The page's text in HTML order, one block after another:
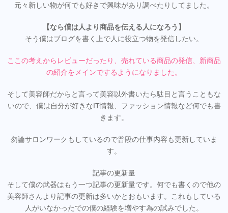
元々新しい物が何でも好きで興味があり調べたりしてました。
【なら僕は人より商品を伝える人になろう】
そう僕はブログを書く上で人に役立つ物を発信したい。
ここの考えからレビューだったり、売れている商品の発信、新商品
の紹介をメインでするようになりました。
そして美容師だからと言って美容以外書いたら駄目と言うこともな
いので、僕は自分が好きなIT情報、ファッション情報など何でも書
きます。
勿論サロンワークもしているので普段の仕事内容も更新していま
す。
記事の更新量
そして僕の武器はもう一つ記事の更新量です。何でも書くので他の
美容師さんより記事の更新は多いかとおもいます。これもしている
人がいなかったでの僕の経験を増やす為の試みでした。